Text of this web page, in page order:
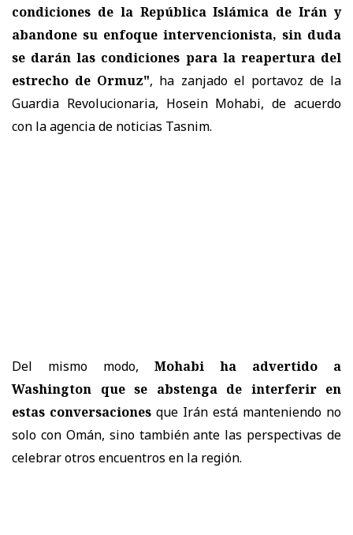
condiciones de la República Islámica de Irán y
abandone su enfoque intervencionista, sin duda
se darán las condiciones para la reapertura del
estrecho de Ormuz", ha zanjado el portavoz de la
Guardia Revolucionaria, Hosein Mohabi, de acuerdo
con la agencia de noticias Tasnim.
Del mismo modo, Mohabi ha advertido a
Washington que se abstenga de interferir en
estas conversaciones que Irán está manteniendo no
solo con Omán, sino también ante las perspectivas de
celebrar otros encuentros en la región.